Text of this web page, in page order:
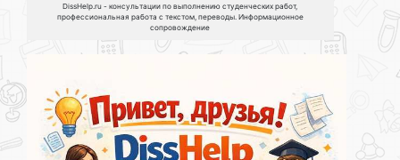
DissHelp.ru - консультации по выполнению студенческих работ,
профессиональная работа с текстом, переводы. Информационное
сопровождение